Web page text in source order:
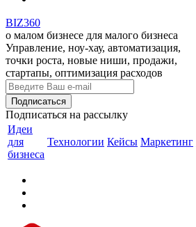
BIZ360
о малом бизнесе для малого бизнеса
Управление, ноу-хау, автоматизация,
точки роста, новые ниши, продажи,
стартапы, оптимизация расходов
Подписаться на рассылку
Идеи
для
бизнеса
Технологии Кейсы Маркетинг